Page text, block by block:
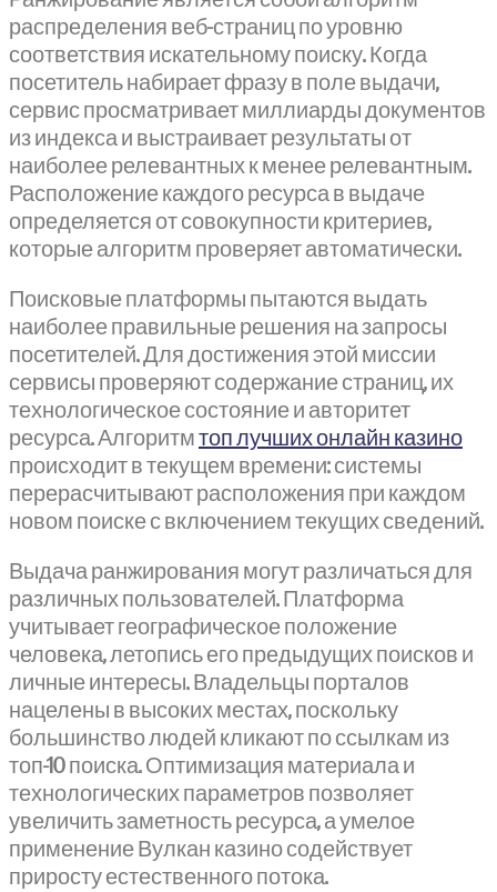
распределения веб-страниц по уровню
соответствия искательному поиску. Когда
посетитель набирает фразу в поле выдачи,
сервис просматривает миллиарды документов
из индекса и выстраивает результаты от
наиболее релевантных к менее релевантным.
Расположение каждого ресурса в выдаче
определяется от совокупности критериев,
которые алгоритм проверяет автоматически.
Поисковые платформы пытаются выдать
наиболее правильные решения на запросы
посетителей. Для достижения этой миссии
сервисы проверяют содержание страниц, их
технологическое состояние и авторитет
ресурса. Алгоритмтоп лучших онлайн казино
происходит в текущем времени: системы
перерасчитывают расположения при каждом
новом поиске с включением текущих сведений.
Выдача ранжирования могут различаться для
различных пользователей. Платформа
учитывает географическое положение
человека, летопись его предыдущих поисков и
личные интересы. Владельцы порталов
нацелены в высоких местах, поскольку
большинство людей кликают по ссылкам из
топ-10 поиска. Оптимизация материала и
технологических параметров позволяет
увеличить заметность ресурса, а умелое
применение Вулкан казино содействует
приросту естественного потока.